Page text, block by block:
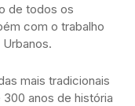
de todos os
com o trabalho
mais tradicionais
anos de história